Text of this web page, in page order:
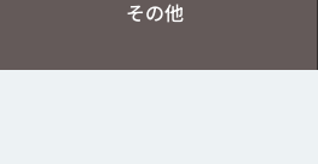
その他